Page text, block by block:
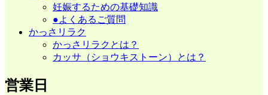
妊娠するための基礎知識
●よくあるご質問
かっさリラク
かっさリラクとは？
カッサ（ショウキストーン）とは？
営業日